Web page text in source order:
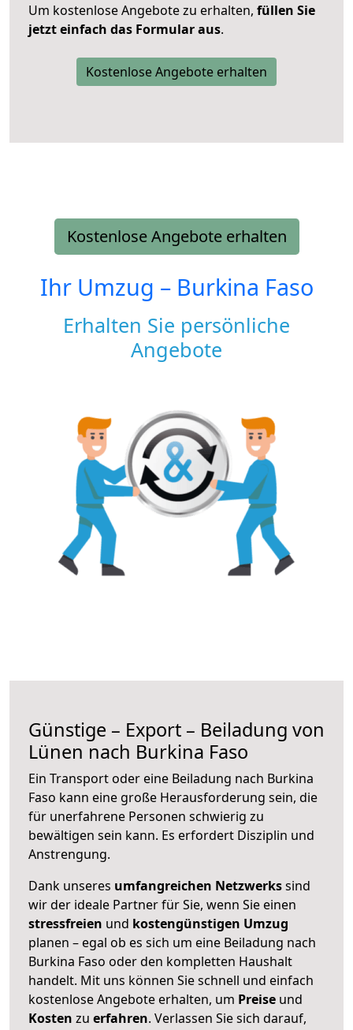
Um kostenlose Angebote zu erhalten, füllen Sie
jetzt einfach das Formular aus.
Kostenlose Angebote erhalten
Kostenlose Angebote erhalten
Ihr Umzug – Burkina Faso
Erhalten Sie persönliche
Angebote
Günstige – Export – Beiladung von
Lünen nach Burkina Faso
Ein Transport oder eine Beiladung nach Burkina
Faso kann eine große Herausforderung sein, die
für unerfahrene Personen schwierig zu
bewältigen sein kann. Es erfordert Disziplin und
Anstrengung.
Dank unseres umfangreichen Netzwerkssind
wir der ideale Partner für Sie, wenn Sie einen
stressfreien und kostengünstigen Umzug
planen – egal ob es sich um eine Beiladung nach
Burkina Faso oder den kompletten Haushalt
handelt. Mit uns können Sie schnell und einfach
kostenlose Angebote erhalten, um Preise und
Kosten zu erfahren. Verlassen Sie sich darauf,